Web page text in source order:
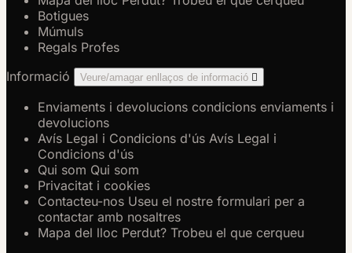
Botigues
Múmuls
Regals Profes
Informació
Veure/amagar enllaços de informació 
Enviaments i devolucions condicions enviaments i
devolucions
Avís Legal i Condicions d'ús Avís Legal i
Condicions d'ús
Qui som Qui som
Privacitat i cookies
Contacteu-nos Useu el nostre formulari per a
contactar amb nosaltres
Mapa del lloc Perdut? Trobeu el que cerqueu